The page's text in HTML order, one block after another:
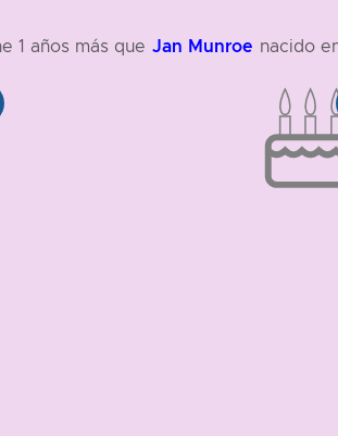
1 años más que Jan Munroe nacido